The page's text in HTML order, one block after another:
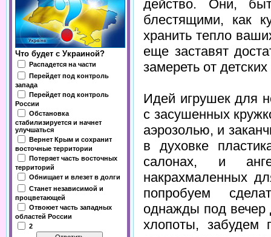
Что будет с Украиной?
Распадется на части
Перейдет под контроль
запада
Перейдет под контроль
России
Обстановка
стабилизируется и начнет
улучшаться
Вернет Крым и сохранит
восточные территории
Потеряет часть восточных
территорий
Обнищает и влезет в долги
Станет независимой и
процветающей
Отвоюет часть западных
областей России
2
действо. Они,
блестящими, как
хранить тепло
еще заставят
замереть от
Идей игрушек для
с засушенных
аэрозолью, и
в духовке
салонах, и
накрахмаленных
попробуем
однажды под
хлопоты, забудем